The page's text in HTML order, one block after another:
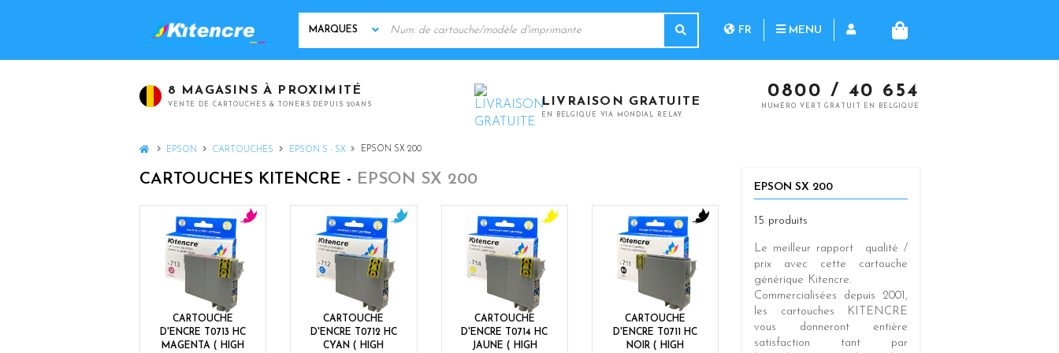
CLÉS
RechercheFR MENU
PANIER
8 MAGASINS À PROXIMITÉ
VENTE DE CARTOUCHES & TONERS DEPUIS 20ANS LIVRAISON GRATUITE
EN BELGIQUE VIA MONDIAL RELAY.
0800 / 40 654
NUMÉRO VERT GRATUIT EN BELGIQUE
HOMEEPSON CARTOUCHES EPSON S - SX EPSON SX 200
CARTOUCHES KITENCRE - EPSON SX 200
CARTOUCHE
D'ENCRE T0713 HC
MAGENTA ( HIGH
g
e
CARTOUCHE
D'ENCRE T0712 HC
CYAN ( HIGH
a
n
CARTOUCHE
D'ENCRE T0714 HC
JAUNE ( HIGH
l
l
CARTOUCHE
D'ENCRE T0711 HC
NOIR ( HIGH
a
c
EPSON SX 200
15 produits
Le meilleur rapport qualité /
prix avec cette cartouche
générique Kitencre.
Commercialisées depuis 2001 ,
les cartouches KITENCRE
vous donneront entière
satisfaction tant par